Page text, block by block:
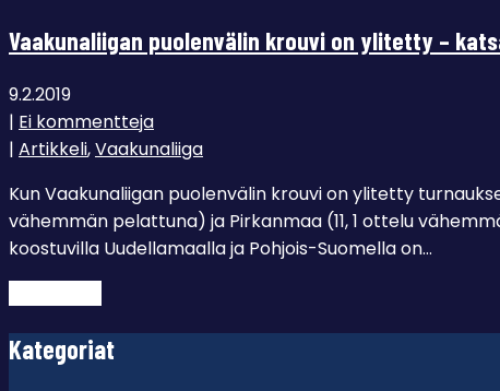
Vaakunaliigan puolenvälin krouvi on ylitetty –
9.2.2019
| Ei kommentteja
| Artikkeli,Vaakunaliiga
Kun Vaakunaliigan puolenvälin krouvi on ylitetty
vähemmän pelattuna) ja Pirkanmaa (11, 1 ottelu
koostuvilla Uudellamaalla ja Pohjois-Suomella on…
Kategoriat